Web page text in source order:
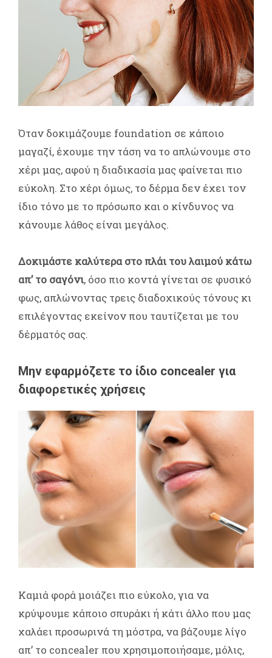
Όταν δοκιμάζουμε foundation σε κάποιο
μαγαζί, έχουμε την τάση να το απλώνουμε στο
χέρι μας, αφού η διαδικασία μας φαίνεται πιο
εύκολη. Στο χέρι όμως, το δέρμα δεν έχει τον
ίδιο τόνο με το πρόσωπο και ο κίνδυνος να
κάνουμε λάθος είναι μεγάλος.
Δοκιμάστε καλύτερα στο πλάι του λαιμού κάτω
απ’ το σαγόνι, όσο πιο κοντά γίνεται σε φυσικό
φως, απλώνοντας τρεις διαδοχικούς τόνους κι
επιλέγοντας εκείνον που ταυτίζεται με του
δέρματός σας.
Μην εφαρμόζετε το ίδιο concealer για
διαφορετικές χρήσεις
Καμιά φορά μοιάζει πιο εύκολο, για να
κρύψουμε κάποιο σπυράκι ή κάτι άλλο που μας
χαλάει προσωρινά τη μόστρα, να βάζουμε λίγο
απ’ το concealer που χρησιμοποιήσαμε, μόλις,